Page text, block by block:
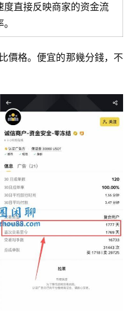
度直接反映商家的资金流
價格。便宜的那幾分錢，不